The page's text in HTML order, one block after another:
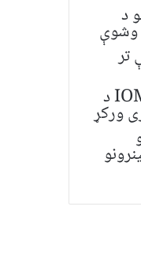
د
وشوې
تر
افغانستان کې اقلیمي بدلون؛ IOM د
ورکړ
۲۷ کانټینرونو